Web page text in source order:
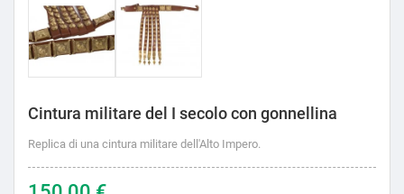
Cintura militare del I secolo con gonnellina
Replica di una cintura militare dell'Alto Impero.